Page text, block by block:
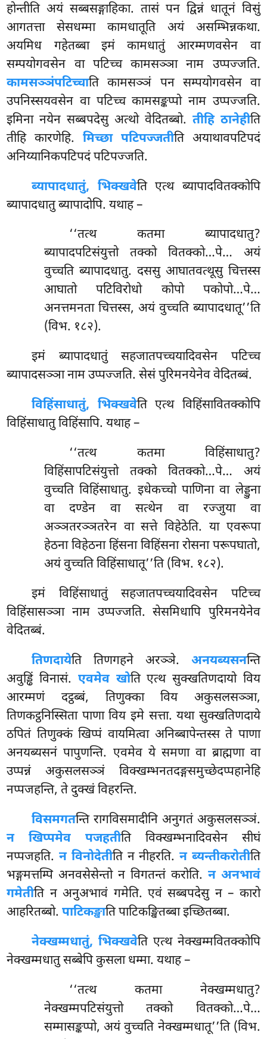
होन्तीति अयं सब्बसङ्गाहिका. तासं पन द्विन्नं धातूनं विसुं
आगतत्ता सेसधम्मा कामधातूति अयं असम्भिन्नकथा.
अयमिध गहेतब्बा इमं कामधातुं आरम्मणवसेन वा
सम्पयोगवसेन वा पटिच्च कामसञ्ञा नाम उप्पज्जति.
कामसञ्ञंपटिच्चाति कामसञ्ञं पन सम्पयोगवसेन वा
उपनिस्सयवसेन वा पटिच्च कामसङ्कप्पो नाम उप्पज्जति.
इमिना नयेन सब्बपदेसु अत्थो वेदितब्बो. तीहि ठानेहीति
तीहि कारणेहि. मिच्छा पटिपज्जतीति अयाथावपटिपदं
अनिय्यानिकपटिपदं पटिपज्जति.
ब्यापादधातुं, भिक्खवेति एत्थ ब्यापादवितक्कोपि
ब्यापादधातु ब्यापादोपि. यथाह –
‘‘तत्थ कतमा ब्यापादधातु?
ब्यापादपटिसंयुत्तो तक्को वितक्को…पे… अयं
वुच्चति ब्यापादधातु. दससु आघातवत्थूसु चित्तस्स
आघातो पटिविरोधो कोपो पकोपो…पे…
अनत्तमनता चित्तस्स, अयं वुच्चति ब्यापादधातू’’ति
(विभ. १८२).
इमं ब्यापादधातुं सहजातपच्चयादिवसेन पटिच्च
ब्यापादसञ्ञा नाम उप्पज्जति. सेसं पुरिमनयेनेव वेदितब्बं.
विहिंसाधातुं, भिक्खवेति एत्थ विहिंसावितक्कोपि
विहिंसाधातु विहिंसापि. यथाह –
‘‘तत्थ कतमा विहिंसाधातु?
विहिंसापटिसंयुत्तो तक्को वितक्को…पे… अयं
वुच्चति विहिंसाधातु. इधेकच्चो पाणिना वा लेड्डुना
वा दण्डेन वा सत्थेन वा रज्जुया वा
अञ्ञतरञ्ञतरेन वा सत्ते विहेठेति. या एवरूपा
हेठना विहेठना हिंसना विहिंसना रोसना परूपघातो,
अयं वुच्चति विहिंसाधातू’’ति (विभ. १८२).
इमं विहिंसाधातुं सहजातपच्चयादिवसेन पटिच्च
विहिंसासञ्ञा नाम उप्पज्जति. सेसमिधापि पुरिमनयेनेव
वेदितब्बं.
तिणदायेति तिणगहने अरञ्ञे. अनयब्यसनन्ति
अवुड्ढिं विनासं. एवमेव खोति एत्थ सुक्खतिणदायो विय
आरम्मणं दट्ठब्बं, तिणुक्का विय अकुसलसञ्ञा,
तिणकट्ठनिस्सिता पाणा विय इमे सत्ता. यथा सुक्खतिणदाये
ठपितं तिणुक्कं खिप्पं वायमित्वा अनिब्बापेन्तस्स ते पाणा
अनयब्यसनं पापुणन्ति. एवमेव ये समणा वा ब्राह्मणा वा
उप्पन्नं अकुसलसञ्ञं विक्खम्भनतदङ्गसमुच्छेदप्पहानेहि
नप्पजहन्ति, ते दुक्खं विहरन्ति.
विसमगतन्ति रागविसमादीनि अनुगतं अकुसलसञ्ञं.
न खिप्पमेव पजहतीति विक्खम्भनादिवसेन सीघं
नप्पजहति. न विनोदेतीति न नीहरति.न ब्यन्तीकरोतीति
भङ्गमत्तम्पि अनवसेसेन्तो न विगतन्तं करोति. न अनभावं
गमेतीति न अनुअभावं गमेति. एवं सब्बपदेसु न – कारो
आहरितब्बो.पाटिकङ्खाति पाटिकङ्खितब्बा इच्छितब्बा.
नेक्खम्मधातुं, भिक्खवेति एत्थ नेक्खम्मवितक्कोपि
नेक्खम्मधातु सब्बेपि कुसला धम्मा. यथाह –
‘‘तत्थ कतमा नेक्खम्मधातु?
नेक्खम्मपटिसंयुत्तो तक्को वितक्को…पे…
सम्मासङ्कप्पो, अयं वुच्चति नेक्खम्मधातू’’ति (विभ.